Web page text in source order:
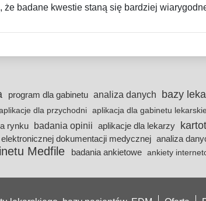
badane kwestie staną się bardziej
program dla gabinetu analiza danych bazy
dla przychodni aplikacja dla gabinetu
rynku badania opinii aplikacje dla lekarzy
dokumentacji medycznej analiza
Medfile badania ankietowe ankiety